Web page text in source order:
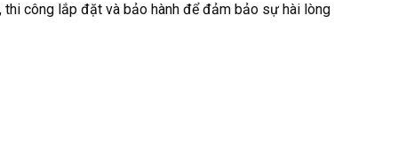
thi công lắp đặt và bảo hành để đảm bảo sự hài lòng